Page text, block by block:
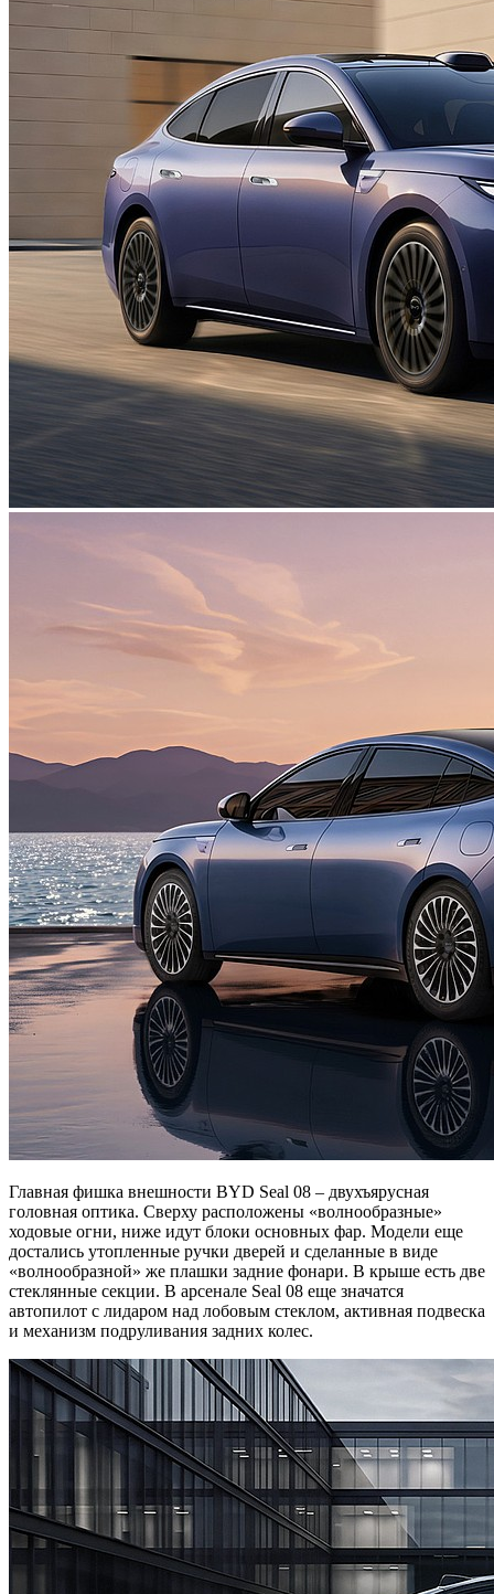
Главная фишка внешности BYD Seal 08 – двухъярусная
головная оптика. Сверху расположены «волнообразные»
ходовые огни, ниже идут блоки основных фар. Модели еще
достались утопленные ручки дверей и сделанные в виде
«волнообразной» же плашки задние фонари. В крыше есть две
стеклянные секции. В арсенале Seal 08 еще значатся
автопилот с лидаром над лобовым стеклом, активная подвеска
и механизм подруливания задних колес.